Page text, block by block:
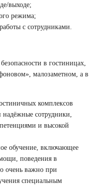
выходе;
режима;
с сотрудниками.
в гостиницах,
малозаметном, а в
комплексов
сотрудники,
и высокой
обучение, включающее
поведения в
очень важно при
специальным